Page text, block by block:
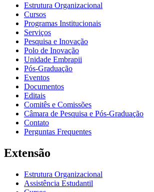
Estrutura Organizacional
Cursos
Programas Institucionais
Serviços
Pesquisa e Inovação
Polo de Inovação
Unidade Embrapii
Pós-Graduação
Eventos
Documentos
Editais
Comitês e Comissões
Câmara de Pesquisa e Pós-Graduação
Contato
Perguntas Frequentes
Extensão
Estrutura Organizacional
Assistência Estudantil